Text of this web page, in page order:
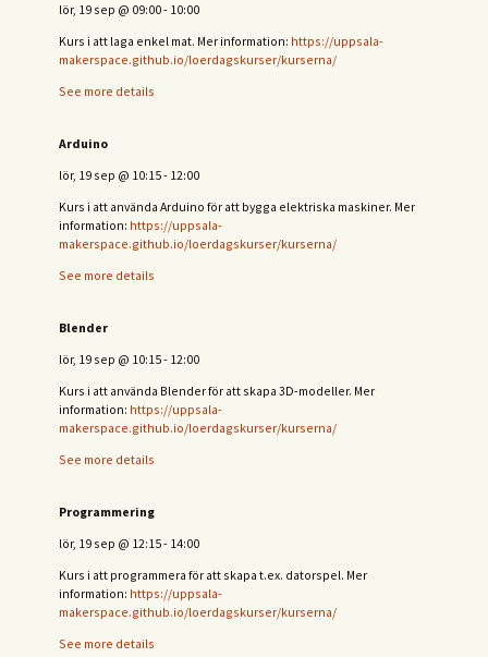
lör, 19 sep @ 09:00- 10:00
Kurs i att laga enkel mat. Mer information: https://uppsala-
makerspace.github.io/loerdagskurser/kurserna/
See more details
Arduino
lör, 19 sep @ 10:15- 12:00
Kurs i att använda Arduino för att bygga elektriska maskiner. Mer
information: https://uppsala-
makerspace.github.io/loerdagskurser/kurserna/
See more details
Blender
lör, 19 sep @ 10:15- 12:00
Kurs i att använda Blender för att skapa 3D-modeller. Mer
information: https://uppsala-
makerspace.github.io/loerdagskurser/kurserna/
See more details
Programmering
lör, 19 sep @ 12:15- 14:00
Kurs i att programmera för att skapa t.ex. datorspel. Mer
information: https://uppsala-
makerspace.github.io/loerdagskurser/kurserna/
See more details